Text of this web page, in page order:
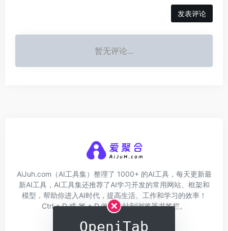
发表评论
暂无评论...
AiJuh.com（AI工具集）整理了 1000+ 的AI工具，每天更新最
新AI工具，AI工具集还推荐了AI学习开发的常用网站、框架和
模型，帮助你进入AI时代，提高生活、工作和学习的效率！
Ctrl + D 或 ⌘ + D 收藏本站到浏览器书签栏。
关于我们 网址收录
OpeniTab